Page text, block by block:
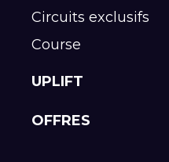
Circuits exclusifs
Course
UPLIFT
OFFRES